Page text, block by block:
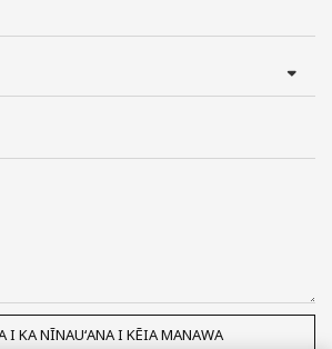
I KA NĪNAUʻANA I KĒIA MANAWA